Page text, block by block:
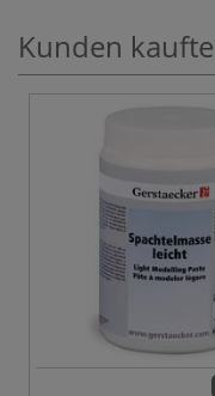
Kunden